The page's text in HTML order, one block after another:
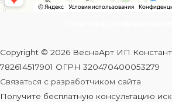
Copyright © 2026 ВеснаАрт ИП
782614517901 ОГРН 320470400053279
Связаться с разработчиком сайта
Получите бесплатную консультацию